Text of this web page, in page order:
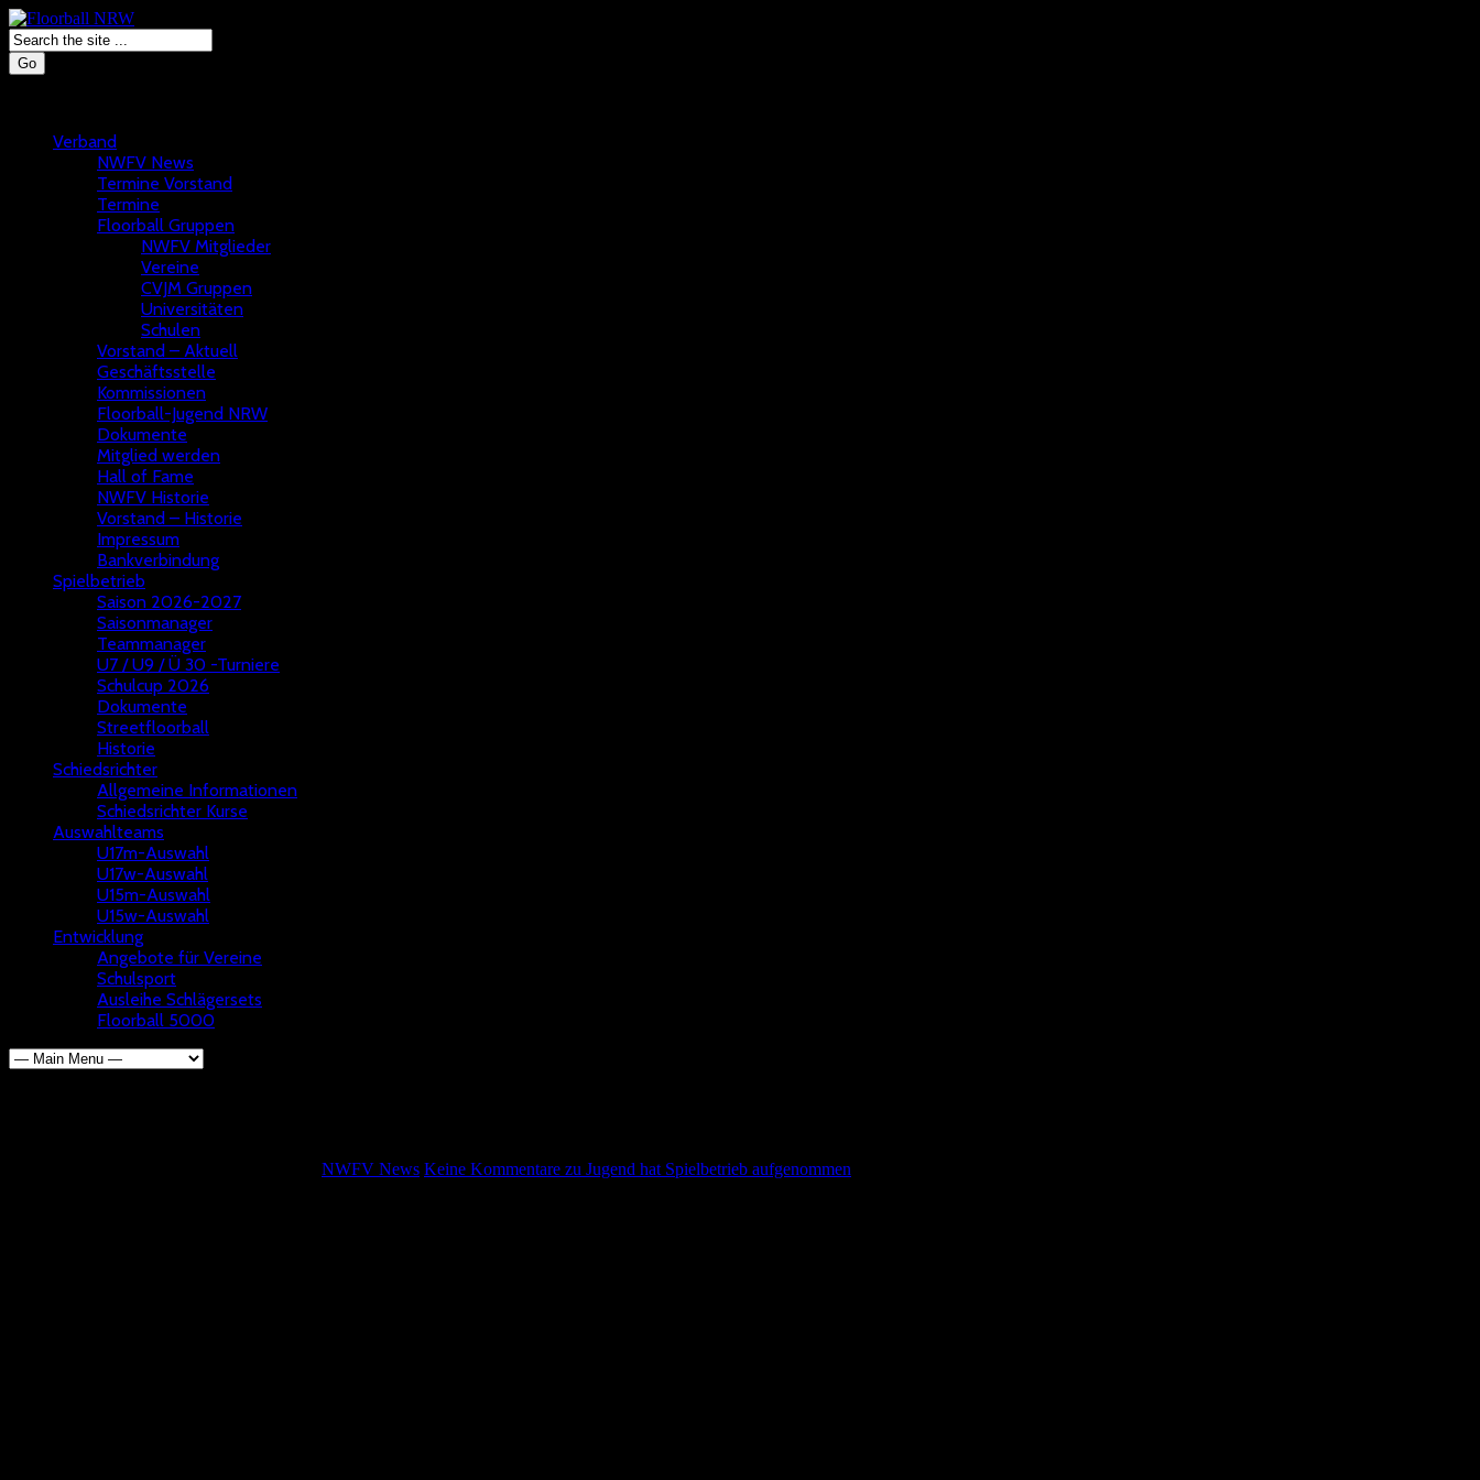
Go
Verband
NWFV News
Termine Vorstand
Termine
Floorball Gruppen
NWFV Mitglieder
Vereine
CVJM Gruppen
Universitäten
Schulen
Vorstand – Aktuell
Geschäftsstelle
Kommissionen
Floorball-Jugend NRW
Dokumente
Mitglied werden
Hall of Fame
NWFV Historie
Vorstand – Historie
Impressum
Bankverbindung
Spielbetrieb
Saison 2026-2027
Saisonmanager
Teammanager
U7 / U9 / Ü 30 -Turniere
Schulcup 2026
Dokumente
Streetfloorball
Historie
Schiedsrichter
Allgemeine Informationen
Schiedsrichter Kurse
Auswahlteams
U17m-Auswahl
U17w-Auswahl
U15m-Auswahl
U15w-Auswahl
Entwicklung
Angebote für Vereine
Schulsport
Ausleihe Schlägersets
Floorball 5000
NWFV News Keine Kommentare zu Jugend hat Spielbetrieb aufgenommen